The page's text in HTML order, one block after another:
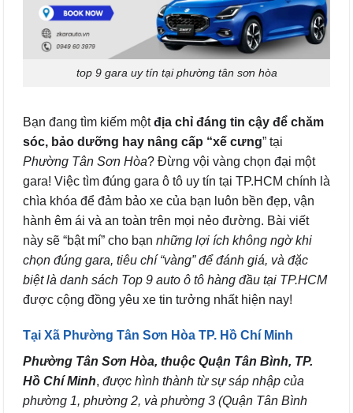
top 9 gara uy tín tại phường tân sơn hòa
Bạn đang tìm kiếm mộtđịa chỉ đáng tin cậy để chăm
sóc, bảo dưỡng hay nâng cấp “xế cưng” tại
Phường Tân Sơn Hòa? Đừng vội vàng chọn đại một
gara! Việc tìm đúng gara ô tô uy tín tại TP.HCM chính là
chìa khóa để đảm bảo xe của bạn luôn bền đẹp, vận
hành êm ái và an toàn trên mọi nẻo đường. Bài viết
này sẽ “bật mí” cho bạn những lợi ích không ngờ khi
chọn đúng gara, tiêu chí “vàng” để đánh giá, và đặc
biệt là danh sách Top 9 auto ô tô hàng đầu tại TP.HCM
được cộng đồng yêu xe tin tưởng nhất hiện nay!
Tại Xã Phường Tân Sơn Hòa TP. Hồ Chí Minh
Phường Tân Sơn Hòa, thuộc Quận Tân Bình, TP.
Hồ Chí Minh, được hình thành từ sự sáp nhập của
phường 1, phường 2, và phường 3 (Quận Tân Bình